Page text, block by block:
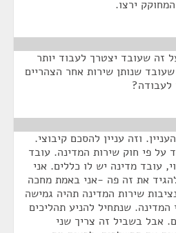
ירצו.
שעובד יצטרך לעבוד יותר
שנותן שירות אחר הצהריים
לעבודה?
וזה עניין להסכם קיבוצי.
על פי חוק שירות המדינה. עובד
עובד מדינה יש לו כללים. אני
את זה פה -אני באמת מחכה
שירות המדינה תהיה גמישה
שנתחיל להניע תהליכים
אבל בשביל זה צריך שני